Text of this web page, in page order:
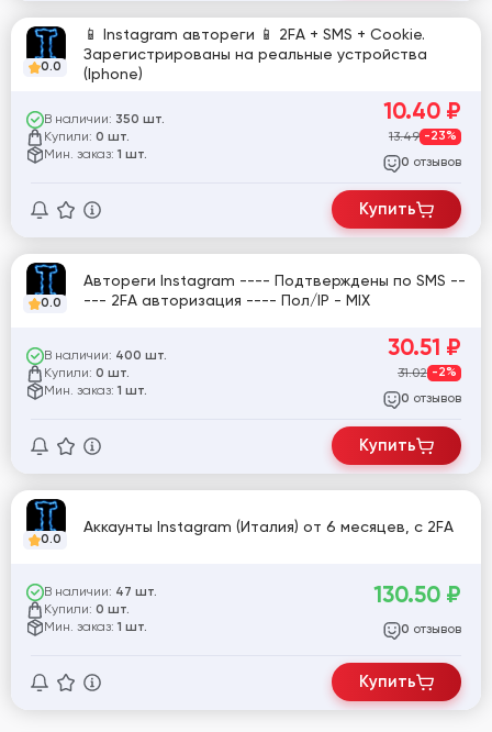
0.0
📱 Instagram автореги 📱 2FA + SMS + Cookie.
Зарегистрированы на реальные устройства
(Iphone)
В наличии: 350 шт.
Купили: 0 шт.
Мин. заказ: 1 шт.
10.40 ₽
13.49 -23%
0 отзывов
Купить
0.0
Автореги Instagram ---- Подтверждены по SMS --
--- 2FA авторизация ---- Пол/IP - MIX
В наличии: 400 шт.
Купили: 0 шт.
Мин. заказ: 1 шт.
30.51 ₽
31.02 -2%
0 отзывов
Купить
0.0
Аккаунты Instagram (Италия) от 6 месяцев, с 2FA
В наличии: 47 шт.
Купили: 0 шт.
Мин. заказ: 1 шт.
130.50 ₽
0 отзывов
Купить